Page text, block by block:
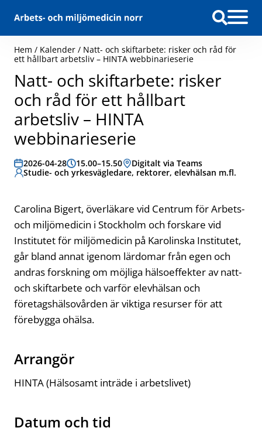
Hem / Kalender / Natt- och skiftarbete: risker och råd för
ett hållbart arbetsliv – HINTA webbinarieserie
Natt- och skiftarbete: risker
och råd för ett hållbart
arbetsliv – HINTA
webbinarieserie
Datum:
2026-04-28Tid:15.00–15.50Plats:
Digitalt via Teams
Målgrupp:
Studie- och yrkesvägledare, rektorer, elevhälsan m.fl.
Carolina Bigert, överläkare vid Centrum för Arbets-
och miljömedicin i Stockholm och forskare vid
Institutet för miljömedicin på Karolinska Institutet,
går bland annat igenom lärdomar från egen och
andras forskning om möjliga hälsoeffekter av natt-
och skiftarbete och varför elevhälsan och
företagshälsovården är viktiga resurser för att
förebygga ohälsa.
Arrangör
HINTA (Hälsosamt inträde i arbetslivet)
Datum och tid